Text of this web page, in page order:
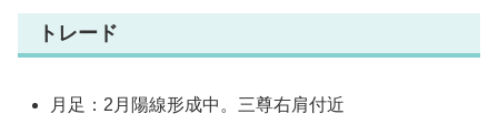
トレード
月足：2月陽線形成中。三尊右肩付近